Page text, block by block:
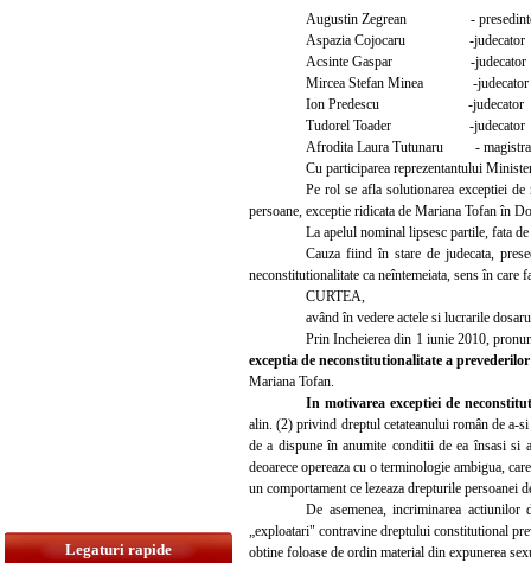
Legaturi rapide
Augustin Zegrean -
Aspazia Cojocaru -judecator
Acsinte Gaspar -judecator
Mircea Stefan Minea -judecator
Ion Predescu -judecator
Tudorel Toader -judecator
Afrodita Laura Tutunaru -
Cu participarea reprezentantului
Pe rol se afla solutionarea exceptiei
persoane, exceptie ridicata de Mariana Tofan în
La apelul nominal lipsesc partile, fata
Cauza fiind în stare de judecata,
neconstitutionalitate ca neîntemeiata, sens în care
CURTEA,
având în vedere actele si lucrarile
Prin Incheierea din 1 iunie 2010,
exceptia de neconstitutionalitate a
Mariana Tofan.
In motivarea exceptiei de
alin. (2) privind dreptul cetateanului român de a-
de a dispune în anumite conditii de ea însasi
deoarece opereaza cu o terminologie ambigua,
un comportament ce lezeaza drepturile
De asemenea, incriminarea
„exploatari" contravine dreptului constitutional
obtine foloase de ordin material din expunerea